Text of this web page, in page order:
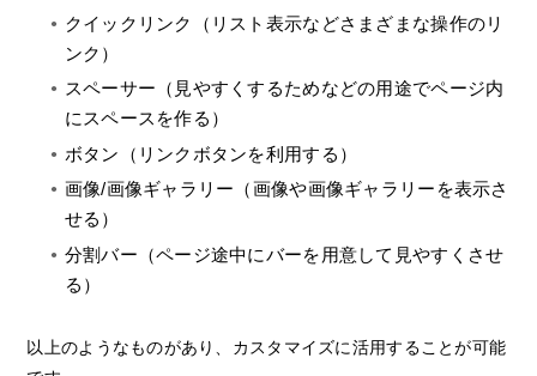
クイックリンク（リスト表示などさまざまな操作のリ
ンク）
スペーサー（見やすくするためなどの用途でページ内
にスペースを作る）
ボタン（リンクボタンを利用する）
画像/画像ギャラリー（画像や画像ギャラリーを表示さ
せる）
分割バー（ページ途中にバーを用意して見やすくさせ
る）
以上のようなものがあり、カスタマイズに活用することが可能